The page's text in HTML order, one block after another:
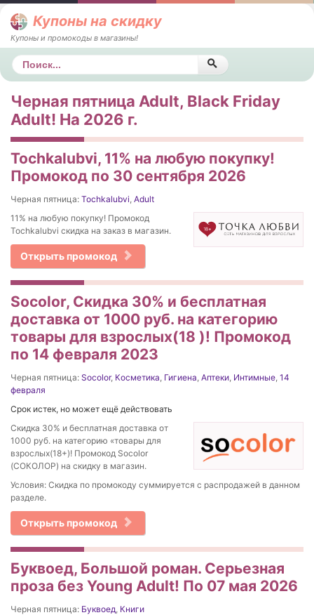
Купоны на скидку
Купоны и промокоды в магазины!
Поиск
Черная пятница Adult, Black Friday
Adult! На 2026 г.
Tochkalubvi, 11% на любую покупку!
Промокод по 30 сентября 2026
Черная пятница: Tochkalubvi, Adult
11% на любую покупку! Промокод
Tochkalubvi скидка на заказ в магазин.
Открыть промокод
Socolor, Скидка 30% и бесплатная
доставка от 1000 руб. на категорию
товары для взрослых(18 )! Промокод
по 14 февраля 2023
Черная пятница: Socolor, Косметика, Гигиена, Аптеки, Интимные, 14
февраля
Срок истек, но может ещё действовать
Скидка 30% и бесплатная доставка от
1000 руб. на категорию «товары для
взрослых(18+)! Промокод Socolor
(СОКОЛОР) на скидку в магазин.
Условия: Скидка по промокоду суммируется с распродажей в данном
разделе.
Открыть промокод
Буквоед, Большой роман. Серьезная
проза без Young Adult! По 07 мая 2026
Черная пятница: Буквоед, Книги